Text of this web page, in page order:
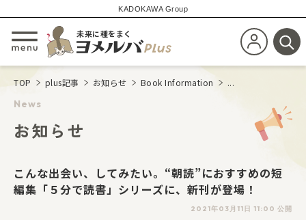
KADOKAWA Group
メニューを開閉する
未来に種をまく
新規会員登
検
TOP plus記事 お知らせ Book Information ...
News
お知らせ
こんな出会い、してみたい。“朝読”におすすめの短
編集「５分で読書」シリーズに、新刊が登場！
2021年03月11日 11:00 公開